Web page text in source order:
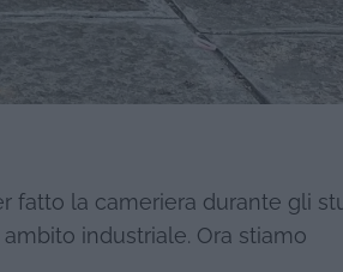
fatto la cameriera durante gli
industriale. Ora stiamo